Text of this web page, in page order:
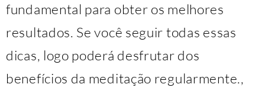
fundamental para obter os melhores
resultados. Se você seguir todas essas
dicas, logo poderá desfrutar dos
benefícios da meditação regularmente.,